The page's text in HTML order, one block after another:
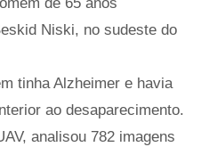
Niski, no sudeste do
tinha Alzheimer e havia
ao desaparecimento.
analisou 782 imagens